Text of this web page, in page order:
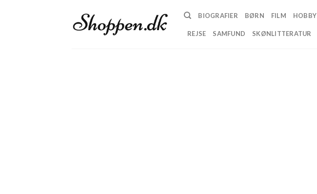
BIOGRAFIER BØRN FILM HOBBY
REJSE SAMFUND SKØNLITTERATUR